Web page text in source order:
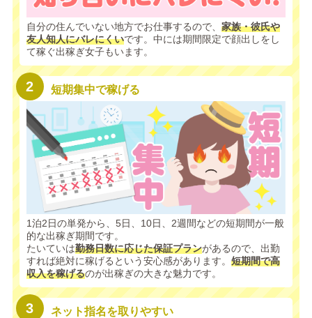
自分の住んでいない地方でお仕事するので、 家族・彼氏や
友人知人にバレにくいです。中には期間限定で顔出しをし
て稼ぐ出稼ぎ女子もいます。
短期集中で稼げる
1泊2日の単発から、5日、10日、2週間などの短期間が一般
的な出稼ぎ期間です。
たいていは勤務日数に応じた保証プランがあるので、出勤
すれば絶対に稼げるという安心感があります。 短期間で高
収入を稼げるのが出稼ぎの大きな魅力です。
ネット指名を取りやすい